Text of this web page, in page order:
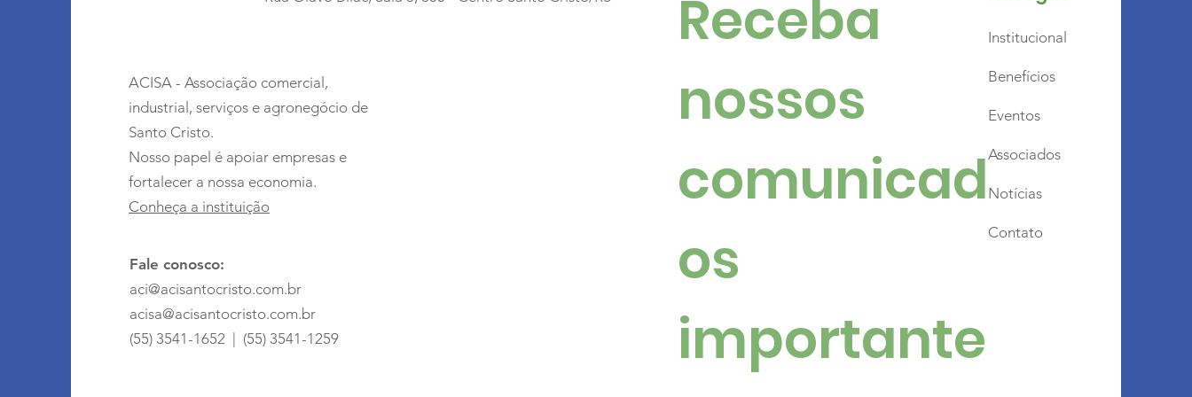
ACISA - Associação comercial,
industrial, serviços e agronegócio de
Santo Cristo.
Nosso papel é apoiar empresas e
fortalecer a nossa economia.
Conheça a instituição
Fale conosco:
aci@acisantocristo.com.br
acisa@acisantocristo.com.br
(55) 3541-1652 | (55) 3541-1259
Receba
nossos
comunicad
os
importante
Institucional
Benefícios
Eventos
Associados
Notícias
Contato